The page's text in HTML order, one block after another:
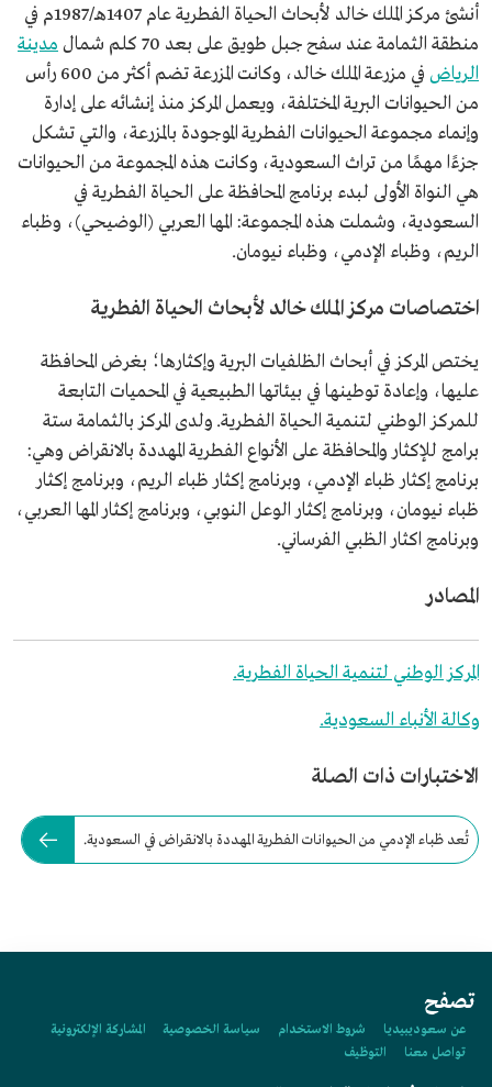
أنشئ مركز الملك خالد لأبحاث الحياة الفطرية عام 1407هـ/1987م في
منطقة الثمامة عند سفح جبل طويق على بعد 70 كلم شمال
مدينة
الرياض
في مزرعة الملك خالد، وكانت المزرعة تضم أكثر من 600 رأس
من الحيوانات البرية المختلفة، ويعمل المركز منذ إنشائه على إدارة
وإنماء مجموعة الحيوانات الفطرية الموجودة بالمزرعة، والتي تشكل
جزءًا مهمًا من تراث السعودية، وكانت هذه المجموعة من الحيوانات
هي النواة الأولى لبدء برنامج المحافظة على الحياة الفطرية في
السعودية، وشملت هذه المجموعة: المها العربي (الوضيحي)، وظباء
الريم، وظباء الإدمي، وظباء نيومان.
اختصاصات مركز الملك خالد لأبحاث الحياة الفطرية
يختص المركز في أبحاث الظلفيات البرية وإكثارها؛ بغرض المحافظة
عليها، وإعادة توطينها في بيئاتها الطبيعية في المحميات التابعة
للمركز الوطني لتنمية الحياة الفطرية. ولدى المركز بالثمامة ستة
برامج للإكثار والمحافظة على الأنواع الفطرية المهددة بالانقراض وهي:
برنامج إكثار ظباء الإدمي، وبرنامج إكثار ظباء الريم، وبرنامج إكثار
ظباء نيومان، وبرنامج إكثار الوعل النوبي، وبرنامج إكثار المها العربي،
وبرنامج اكثار الظبي الفرساني.
المصادر
المركز الوطني لتنمية الحياة الفطرية.
وكالة الأنباء السعودية.
الاختبارات ذات الصلة
تُعد ظباء الإدمي من الحيوانات الفطرية المهددة بالانقراض في السعودية.
تصفح
عن سعوديبيديا شروط الاستخدام سياسة الخصوصية
المشاركة الإلكترونية
تواصل معنا
التوظيف